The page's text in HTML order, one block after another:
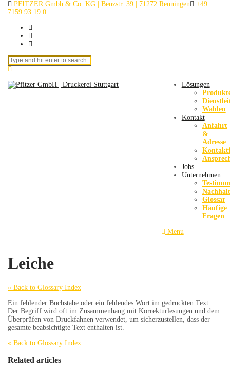
PFITZER Gmbh & Co. KG | Benzstr. 39 | 71272 Renningen
+49
7159 93 19 0
Search for:
Lösungen
Wahlen
Kontakt
Anfahrt
&
Adresse
Jobs
Unternehmen
Glossar
Häufige
Fragen
Menu
Leiche
« Back to Glossary Index
Ein fehlender Buchstabe oder ein fehlendes Wort im gedruckten Text.
Der Begriff wird oft im Zusammenhang mit Korrekturlesungen und dem
Überprüfen von Druckfahnen verwendet, um sicherzustellen, dass der
gesamte beabsichtigte Text enthalten ist.
« Back to Glossary Index
Related articles